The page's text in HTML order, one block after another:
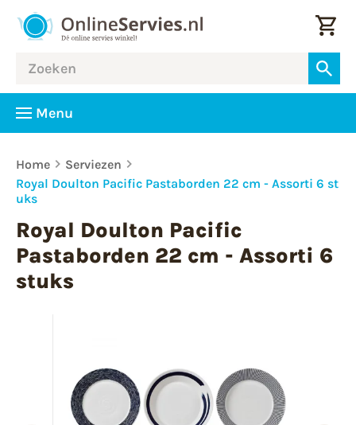
Menu
Home
Serviezen
Royal Doulton Pacific Pastaborden 22 cm - Assorti 6 st
uks
Royal Doulton Pacific
Pastaborden 22 cm - Assorti 6
stuks